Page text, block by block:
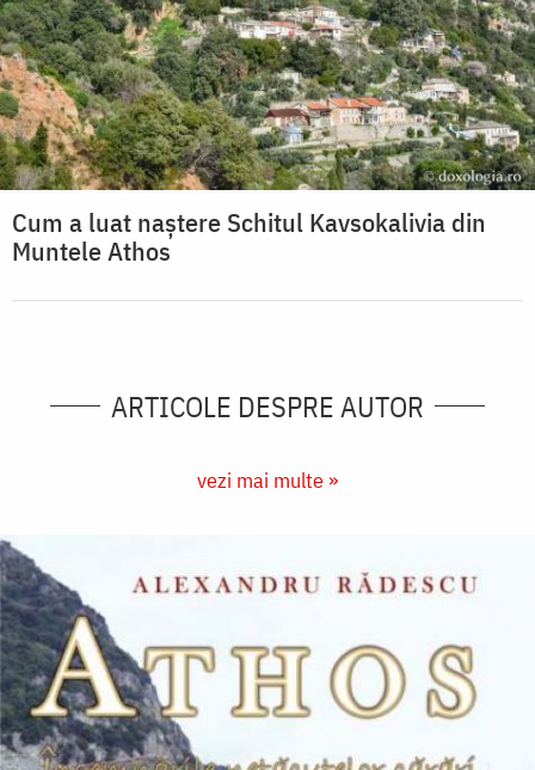
Cum a luat naștere Schitul Kavsokalivia din
Muntele Athos
ARTICOLE DESPRE AUTOR
vezi mai multe »